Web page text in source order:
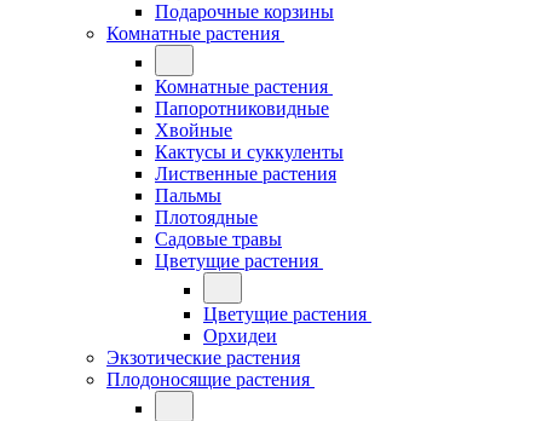
Подарочные корзины
Комнатные растения
Комнатные растения
Папоротниковидные
Хвойные
Кактусы и суккуленты
Лиственные растения
Пальмы
Плотоядные
Садовые травы
Цветущие растения
Цветущие растения
Орхидеи
Экзотические растения
Плодоносящие растения